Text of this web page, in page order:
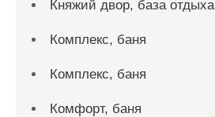
Княжий двор, база отдыха
Комплекс, баня
Комплекс, баня
Комфорт, баня